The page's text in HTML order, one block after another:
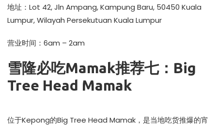
地址：Lot 42, Jln Ampang, Kampung Baru, 50450 Kuala
Lumpur, Wilayah Persekutuan Kuala Lumpur
营业时间：6am – 2am
雪隆必吃Mamak推荐七：Big
Tree Head Mamak
位于Kepong的Big Tree Head Mamak，是当地吃货推爆的宵